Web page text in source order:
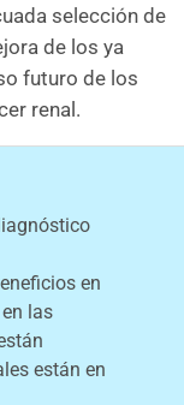
selección de
de los ya
futuro de los
renal.
en
las
están en